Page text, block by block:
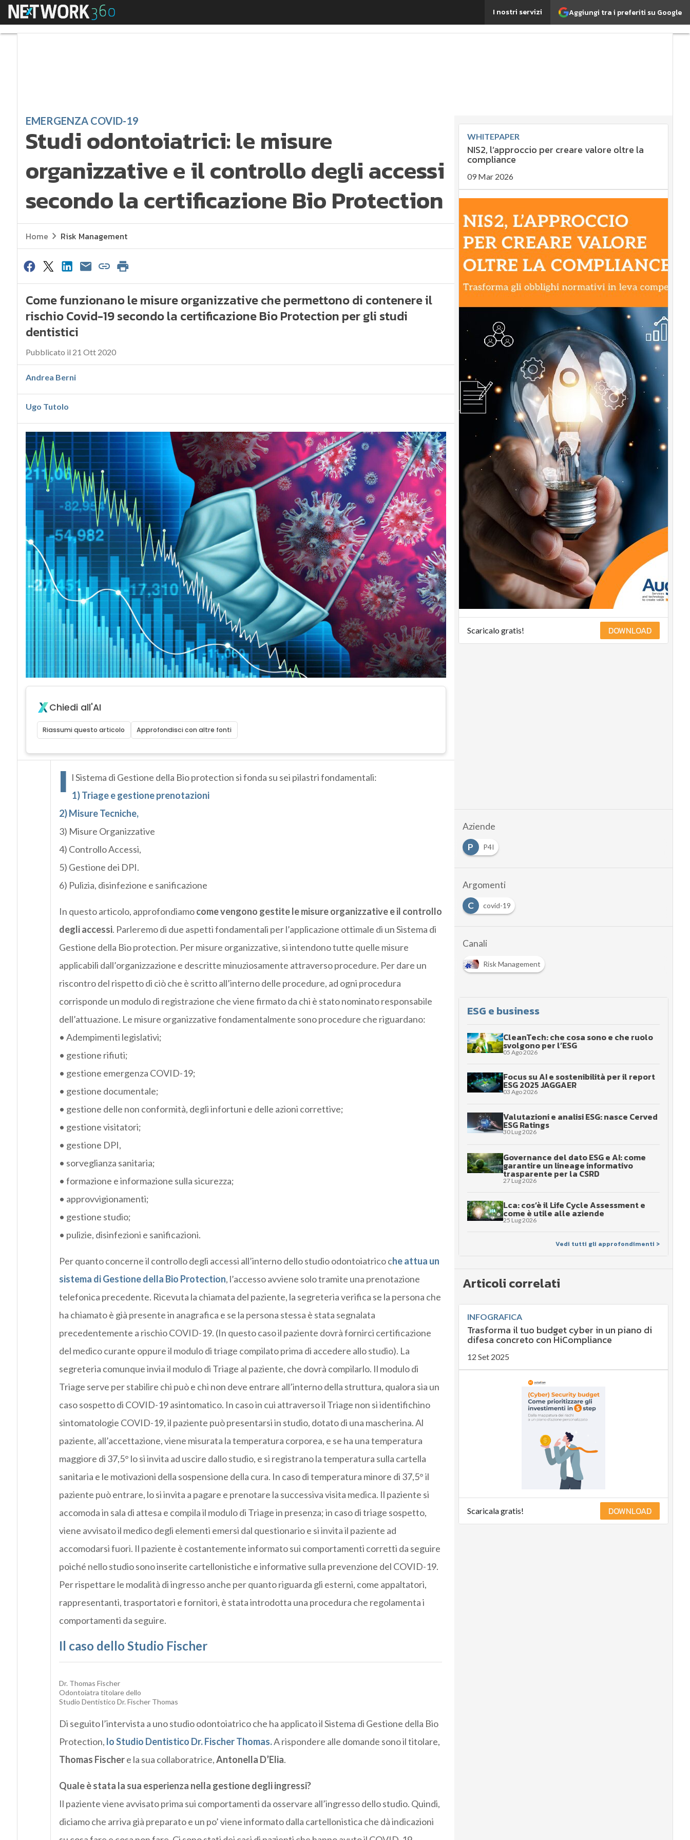
Aggiungi tra i preferiti su Google
I nostri servizi
Menu Studi odontoiatrici: le misure organizzative e il controllo degli accessi secondo la certificazione Bio ProtectionUltimi
articoli
ESG:
importante?
Economia
Sustainability
management
Energy
Management
Normative
Compliance
governance
Digital
for
ESG
ESG
Smart
Data
Ultimi
articoli
EMERGENZA COVID-19
Studi odontoiatrici: le misure
organizzative e il controllo degli accessi
secondo la certificazione Bio Protection
Home Risk Management
Come funzionano le misure organizzative che permettono di contenere il
rischio Covid-19 secondo la certificazione Bio Protection per gli studi
dentistici
Pubblicato il 21 Ott 2020
Andrea Berni
Ugo Tutolo
Chiedi all'AI
Riassumi questo articolo Approfondisci con altre fonti
I l Sistema di Gestione della Bio protection si fonda su sei pilastri fondamentali:
1) Triage e gestione prenotazioni
2) Misure Tecniche,
3) Misure Organizzative
4) Controllo Accessi,
5) Gestione dei DPI.
6) Pulizia, disinfezione e sanificazione
In questo articolo, approfondiamocome vengono gestite le misure organizzative e il controllo
degli accessi. Parleremo di due aspetti fondamentali per l’applicazione ottimale di un Sistema di
Gestione della Bio protection. Per misure organizzative, si intendono tutte quelle misure
applicabili dall’organizzazione e descritte minuziosamente attraverso procedure. Per dare un
riscontro del rispetto di ciò che è scritto all’interno delle procedure, ad ogni procedura
corrisponde un modulo di registrazione che viene firmato da chi è stato nominato responsabile
dell’attuazione. Le misure organizzative fondamentalmente sono procedure che riguardano:
• Adempimenti legislativi;
• gestione rifiuti;
• gestione emergenza COVID-19;
• gestione documentale;
• gestione delle non conformità, degli infortuni e delle azioni correttive;
• gestione visitatori;
• gestione DPI,
• sorveglianza sanitaria;
• formazione e informazione sulla sicurezza;
• approvvigionamenti;
• gestione studio;
• pulizie, disinfezioni e sanificazioni.
Per quanto concerne il controllo degli accessi all’interno dello studio odontoiatrico che attua un
sistema di Gestione della Bio Protection, l’accesso avviene solo tramite una prenotazione
telefonica precedente. Ricevuta la chiamata del paziente, la segreteria verifica se la persona che
ha chiamato è già presente in anagrafica e se la persona stessa è stata segnalata
precedentemente a rischio COVID-19. (In questo caso il paziente dovrà fornirci certificazione
del medico curante oppure il modulo di triage compilato prima di accedere allo studio). La
segreteria comunque invia il modulo di Triage al paziente, che dovrà compilarlo. Il modulo di
Triage serve per stabilire chi può e chi non deve entrare all’interno della struttura, qualora sia un
caso sospetto di COVID-19 asintomatico. In caso in cui attraverso il Triage non si identifichino
sintomatologie COVID-19, il paziente può presentarsi in studio, dotato di una mascherina. Al
paziente, all’accettazione, viene misurata la temperatura corporea, e se ha una temperatura
maggiore di 37,5° lo si invita ad uscire dallo studio, e si registrano la temperatura sulla cartella
sanitaria e le motivazioni della sospensione della cura. In caso di temperatura minore di 37,5° il
paziente può entrare, lo si invita a pagare e prenotare la successiva visita medica. Il paziente si
accomoda in sala di attesa e compila il modulo di Triage in presenza; in caso di triage sospetto,
viene avvisato il medico degli elementi emersi dal questionario e si invita il paziente ad
accomodarsi fuori. Il paziente è costantemente informato sui comportamenti corretti da seguire
poiché nello studio sono inserite cartellonistiche e informative sulla prevenzione del COVID-19.
Per rispettare le modalità di ingresso anche per quanto riguarda gli esterni, come appaltatori,
rappresentanti, trasportatori e fornitori, è stata introdotta una procedura che regolamenta i
comportamenti da seguire.
Il caso dello Studio Fischer
Dr. Thomas Fischer
Odontoiatra titolare dello
Studio Dentistico Dr. Fischer Thomas
Di seguito l’intervista a uno studio odontoiatrico che ha applicato il Sistema di Gestione della Bio
Protection, lo Studio Dentistico Dr. Fischer Thomas.A rispondere alle domande sono il titolare,
Thomas Fischere la sua collaboratrice,Antonella D’Elia.
Quale è stata la sua esperienza nella gestione degli ingressi?
Il paziente viene avvisato prima sui comportamenti da osservare all’ingresso dello studio. Quindi,
diciamo che arriva già preparato e un po’ viene informato dalla cartellonistica che dà indicazioni
WHITEPAPER
NIS2, l’approccio per creare valore oltre la
compliance
09 Mar 2026
Scaricalo gratis! DOWNLOAD
Aziende
P
P4I
Argomenti
C
covid-19
Canali
Risk Management
ESG e business
CleanTech: che cosa sono e che ruolo
svolgono per l’ESG
05 Ago 2026
Focus su AI e sostenibilità per il report
ESG 2025 JAGGAER
03 Ago 2026
Valutazioni e analisi ESG: nasce Cerved
ESG Ratings
30 Lug 2026
Governance del dato ESG e AI: come
garantire un lineage informativo
trasparente per la CSRD
27 Lug 2026
Lca: cos’è il Life Cycle Assessment e
come è utile alle aziende
25 Lug 2026
Vedi tutti gli approfondimenti >
Articoli correlati
INFOGRAFICA
Trasforma il tuo budget cyber in un piano di
difesa concreto con HiCompliance
12 Set 2025
Scaricala gratis! DOWNLOAD